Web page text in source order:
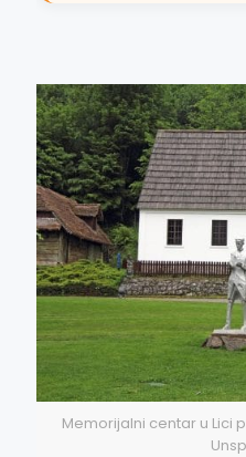
Memorijalni centar u Lici